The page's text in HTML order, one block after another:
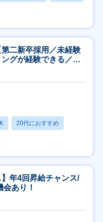
二新卒採用／未経験
グが経験できる／研
20代におすすめ
】年4回昇給チャンス/
あり！